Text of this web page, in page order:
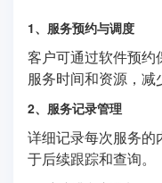
1、服务预约与调度
客户可通过软件预
服务时间和资源，减
2、服务记录管理
详细记录每次服务的
于后续跟踪和查询。